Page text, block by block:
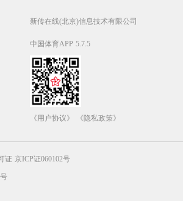
新传在线(北京)信息技术有限公司
中国体育APP 5.7.5
《用户协议》 《隐私政策》
证 京ICP证060102号